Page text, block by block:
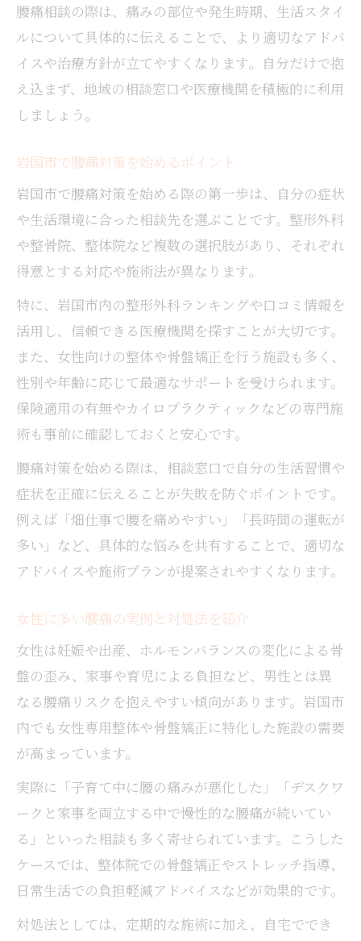
骨盤矯正を通じ腰痛と向き合うコツ
骨盤矯正が腰痛改善に与えるメリット
岩国市の整体院で受けられる骨盤矯正
腰痛対策としての骨盤ケアのポイント
保険適用の骨盤矯正とその活用方法
この記事で安心の腰痛相談窓口を紹介
信頼できる腰痛相談窓口の見極め方
腰痛に関する無料相談サービスの活用例
岩国市で評判の腰痛相談先を知る方法
女性目線で選ぶ腰痛支援窓口の特徴
腰痛改善のための効果的な相談ステップ
腰痛相談の際は、痛みの部位や発生時期、生活スタイ
ルについて具体的に伝えることで、より適切なアドバ
イスや治療方針が立てやすくなります。自分だけで抱
え込まず、地域の相談窓口や医療機関を積極的に利用
しましょう。
岩国市で腰痛対策を始めるポイント
岩国市で腰痛対策を始める際の第一歩は、自分の症状
や生活環境に合った相談先を選ぶことです。整形外科
や整骨院、整体院など複数の選択肢があり、それぞれ
得意とする対応や施術法が異なります。
特に、岩国市内の整形外科ランキングや口コミ情報を
活用し、信頼できる医療機関を探すことが大切です。
また、女性向けの整体や骨盤矯正を行う施設も多く、
性別や年齢に応じて最適なサポートを受けられます。
保険適用の有無やカイロプラクティックなどの専門施
術も事前に確認しておくと安心です。
腰痛対策を始める際は、相談窓口で自分の生活習慣や
症状を正確に伝えることが失敗を防ぐポイントです。
例えば「畑仕事で腰を痛めやすい」「長時間の運転が
多い」など、具体的な悩みを共有することで、適切な
アドバイスや施術プランが提案されやすくなります。
女性に多い腰痛の実例と対処法を紹介
女性は妊娠や出産、ホルモンバランスの変化による骨
盤の歪み、家事や育児による負担など、男性とは異
なる腰痛リスクを抱えやすい傾向があります。岩国市
内でも女性専用整体や骨盤矯正に特化した施設の需要
が高まっています。
実際に「子育て中に腰の痛みが悪化した」「デスクワ
ークと家事を両立する中で慢性的な腰痛が続いてい
る」といった相談も多く寄せられています。こうした
ケースでは、整体院での骨盤矯正やストレッチ指導、
日常生活での負担軽減アドバイスなどが効果的です。
対処法としては、定期的な施術に加え、自宅ででき